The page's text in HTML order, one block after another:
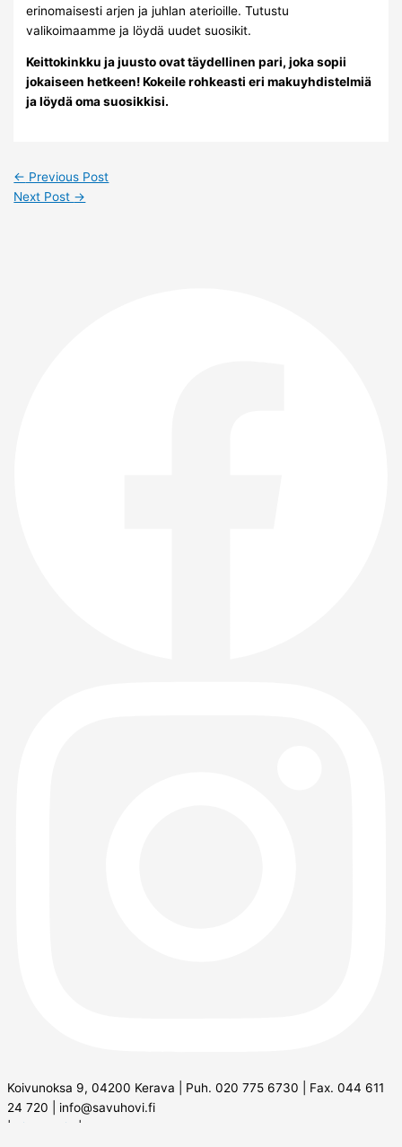
erinomaisesti arjen ja juhlan aterioille. Tutustu
valikoimaamme ja löydä uudet suosikit.
Keittokinkku ja juusto ovat täydellinen pari, joka sopii
jokaiseen hetkeen! Kokeile rohkeasti eri makuyhdistelmiä
ja löydä oma suosikkisi.
← Previous Post
Next Post →
Koivunoksa 9, 04200 Kerava | Puh. 020 775 6730 | Fax. 044 611
24 720 | info@savuhovi.fi
|
Tietosuoja |